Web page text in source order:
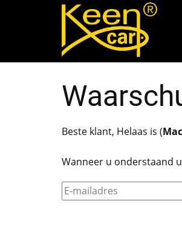
Beste klant, Helaas is (
Wanneer u onderstaand